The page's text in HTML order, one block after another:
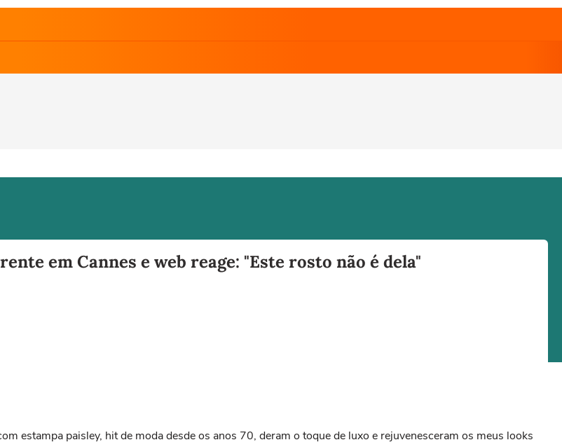
em Cannes e web reage: "Este rosto não é dela"
estampa paisley, hit de moda desde os anos 70, deram o toque de luxo e rejuvenesceram os meus looks